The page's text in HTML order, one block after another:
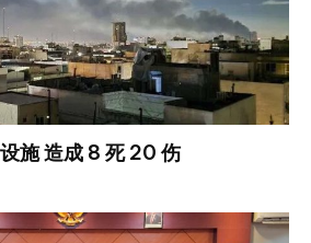
施 造成 8 死 20 伤